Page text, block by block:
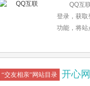
QQ互
登录，获取
功能，将站
“交友相亲”网站目录 开心网